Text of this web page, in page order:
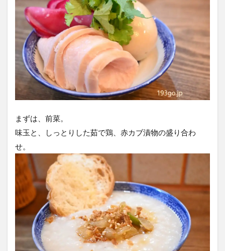
まずは、前菜。
味玉と、しっとりした茹で鶏、赤カブ漬物の盛り合わ
せ。